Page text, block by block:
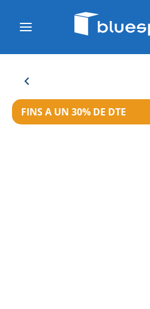
FINS A UN 30% DE DTE